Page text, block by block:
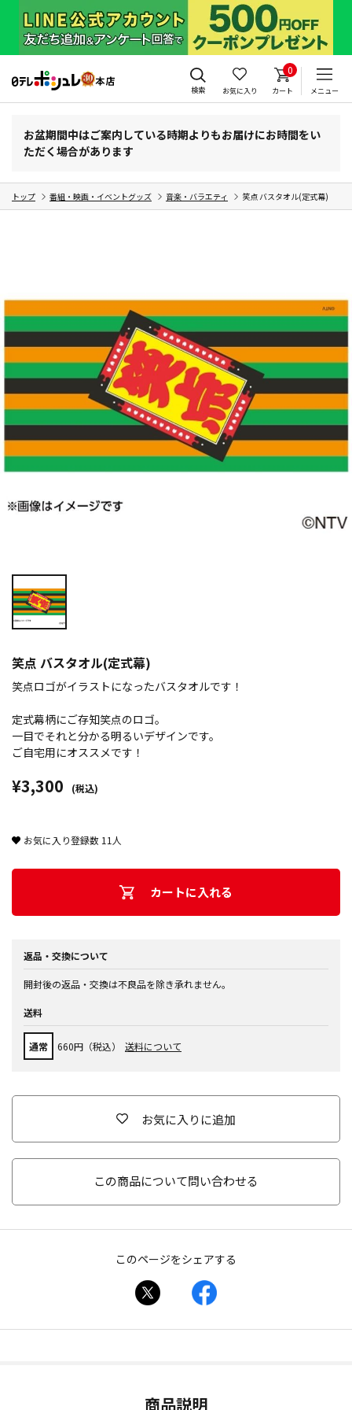
検索 お気に入り
0
カート メニュー
お盆期間中はご案内している時期よりもお届けにお時間をい
ただく場合があります
トップ 番組・映画・イベントグッズ 音楽・バラエティ 笑点 バスタオル(定式幕)
笑点 バスタオル(定式幕)
笑点ロゴがイラストになったバスタオルです！
定式幕柄にご存知笑点のロゴ。
一目でそれと分かる明るいデザインです。
ご自宅用にオススメです！
¥3,300 (税込)
お気に入り登録数 11 人
カートに入れる
返品・交換について
開封後の返品・交換は不良品を除き承れません。
送料
通常 660円（税込） 送料について
お気に入りに追加
この商品について問い合わせる
このページをシェアする
商品説明